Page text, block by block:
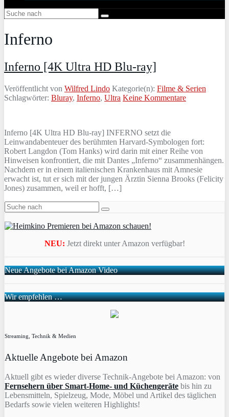
Inferno
Inferno [4K Ultra HD Blu-ray]
Veröffentlicht von Wilfred Lindo Kategorie(n): Filme & Serien
Schlagwörter: Bluray, Inferno, Ultra Keine Kommentare
Inferno [4K Ultra HD Blu-ray] INFERNO setzt die
Leinwandabenteuer des berühmten Harvard-Symbologen fort:
Robert Langdon (Tom Hanks) wird darin mit einer Reihe von
Hinweisen konfrontiert, die mit Dantes „Inferno“ zusammenhängen.
Nachdem er in einem italienischen Krankenhaus mit Amnesie
erwacht ist, tut er sich mit der jungen Ärztin Sienna Brooks (Felicity
Jones) zusammen, weil er hofft, […]
NEU: Jetzt direkt unter Amazon verfügbar!
Neue Angebote bei Amazon Video
Wir empfehlen …
Streaming, Technik & Medien
Aktuelle Angebote bei Amazon
Aktuell gibt es wieder diverse Technik-Angebote bei Amazon: von
Fernsehern über Smart-Home- und Küchengeräte bis hin zu
Lebensmitteln, Spielzeug, Mode, Möbel und Artikel des täglichen
Bedarfs sowie vielen weiteren Highlights!